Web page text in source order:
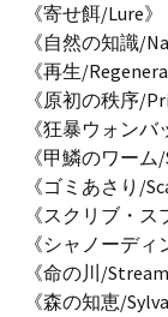
《寄せ餌/Lure》
《自然の知識/
《再生/
《原初の秩序/
《狂暴ウォンバ
《甲鱗のワーム/
《ゴミあさり/
《スクリブ・ス
《シャノーディ
《命の川/
《森の知恵/